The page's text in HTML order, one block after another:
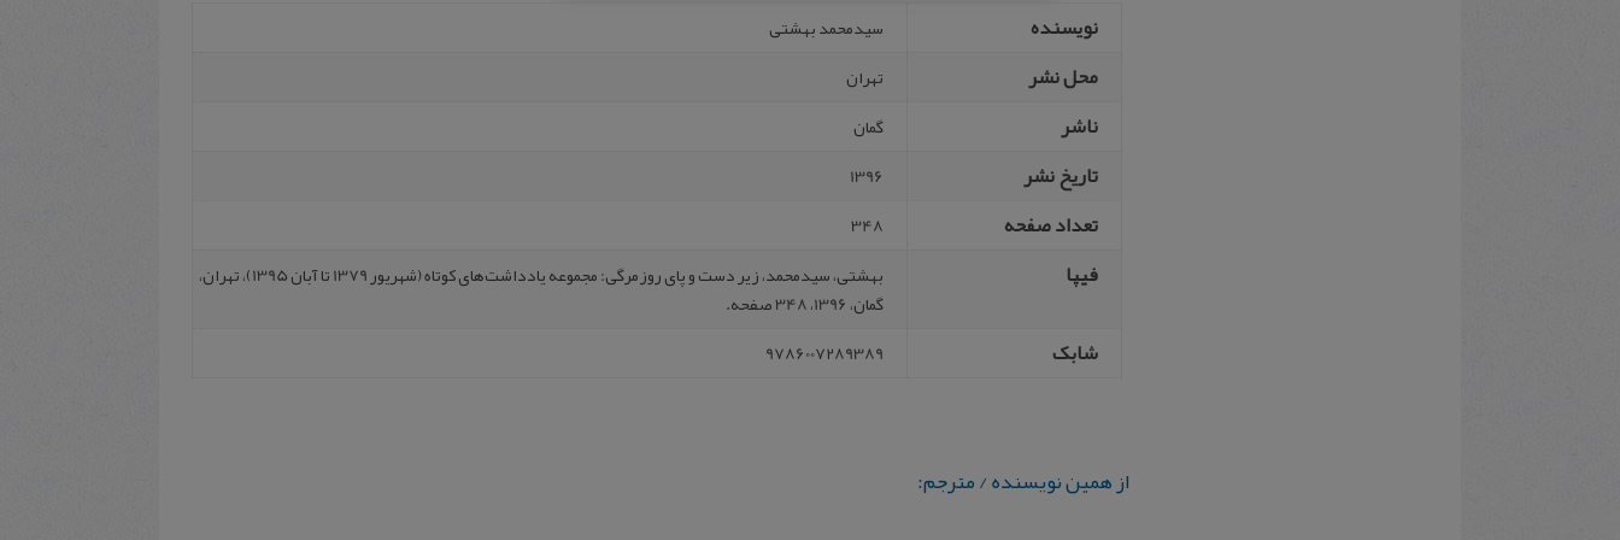
نویسنده سیدمحمد بهشتی
محل نشر تهران
ناشر گمان
تاریخ نشر 1396
تعداد صفحه 348
فیپا
بهشتی، سیدمحمد، زیر دست و پای روزمرگی: مجموعه یادداشت‌های کوتاه (شهریور 1379 تا آبان 1395)، تهران،
گمان، 1396، 348 صفحه.
شابک 9786007289389
از همین نویسنده / مترجم: